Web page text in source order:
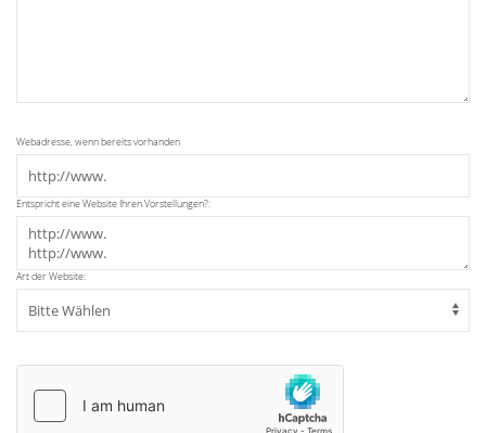
Webadresse, wenn bereits vorhanden
Entspricht eine Website Ihren Vorstellungen?:
Art der Website: